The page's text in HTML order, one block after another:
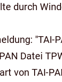
durch
"TAI-
Datei
TAI-PAN erscheint